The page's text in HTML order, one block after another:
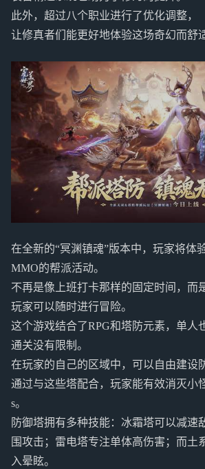
此外，超过八个职业进行了优化调整，
让修真者们能更好地体验这场奇幻而舒
在全新的“冥渊镇魂”版本中，玩家将体
MMO的帮派活动。
不再是像上班打卡那样的固定时间，而
玩家可以随时进行冒险。
这个游戏结合了RPG和塔防元素，单人
通关没有限制。
在玩家的自己的区域中，可以自由建设
通过与这些塔配合，玩家能有效消灭小
s。
防御塔拥有多种技能：冰霜塔可以减速
围攻击；雷电塔专注单体高伤害；而土
入晕眩。